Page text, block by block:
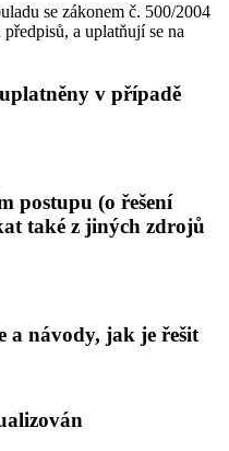
se zákonem č. 500/2004
a uplatňují se na
v případě
postupu (o řešení
také z jiných zdrojů
a návody, jak je řešit